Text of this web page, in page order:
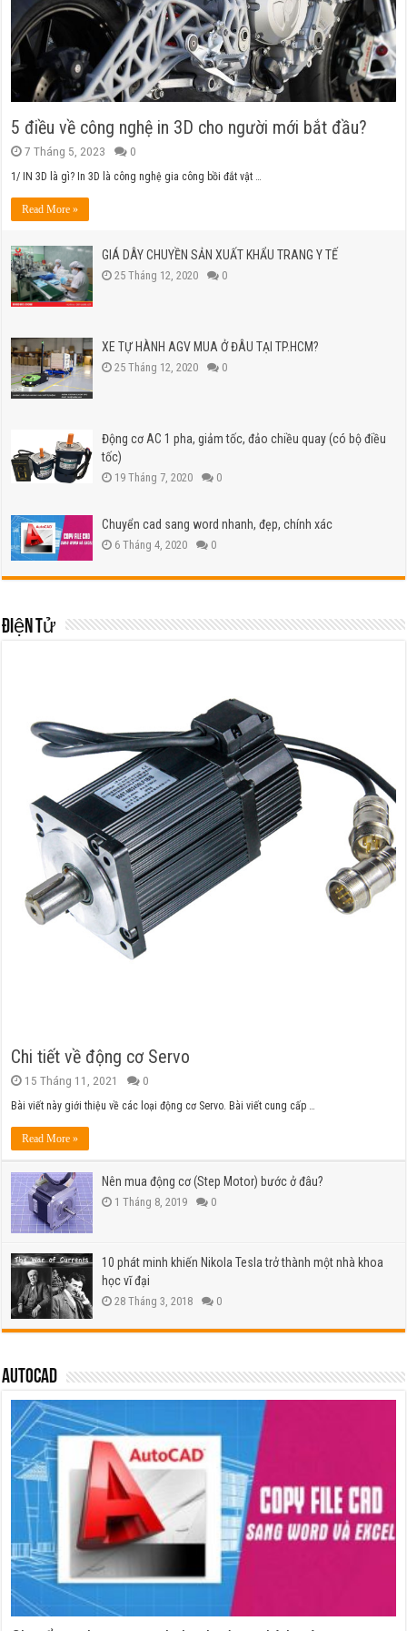
5 điều về công nghệ in 3D cho người mới bắt đầu?
7 Tháng 5, 2023 0
1/ IN 3D là gì? In 3D là công nghệ gia công bồi đắt vật …
Read More »
GIÁ DÂY CHUYỀN SẢN XUẤT KHẨU TRANG Y TẾ
25 Tháng 12, 2020 0
XE TỰ HÀNH AGV MUA Ở ĐÂU TẠI TP.HCM?
25 Tháng 12, 2020 0
Động cơ AC 1 pha, giảm tốc, đảo chiều quay (có bộ điều
tốc)
19 Tháng 7, 2020 0
Chuyển cad sang word nhanh, đẹp, chính xác
6 Tháng 4, 2020 0
Điện tử
Chi tiết về động cơ Servo
15 Tháng 11, 2021 0
Bài viết này giới thiệu về các loại động cơ Servo. Bài viết cung cấp …
Read More »
Nên mua động cơ (Step Motor) bước ở đâu?
1 Tháng 8, 2019 0
10 phát minh khiến Nikola Tesla trở thành một nhà khoa
học vĩ đại
28 Tháng 3, 2018 0
Autocad